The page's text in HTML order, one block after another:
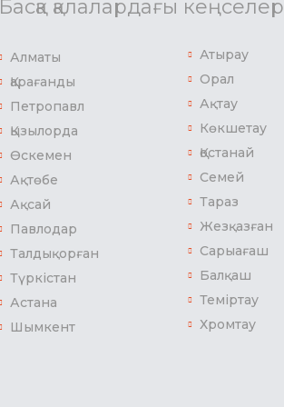
Басқа қалалардағы кеңселер
Алматы
Қарағанды
Петропавл
Қызылорда
Өскемен
Ақтөбе
Ақсай
Павлодар
Талдықорған
Түркістан
Астана
Шымкент
Атырау
Орал
Ақтау
Көкшетау
Қостанай
Семей
Тараз
Жезқазған
Сарыағаш
Балқаш
Теміртау
Хромтау